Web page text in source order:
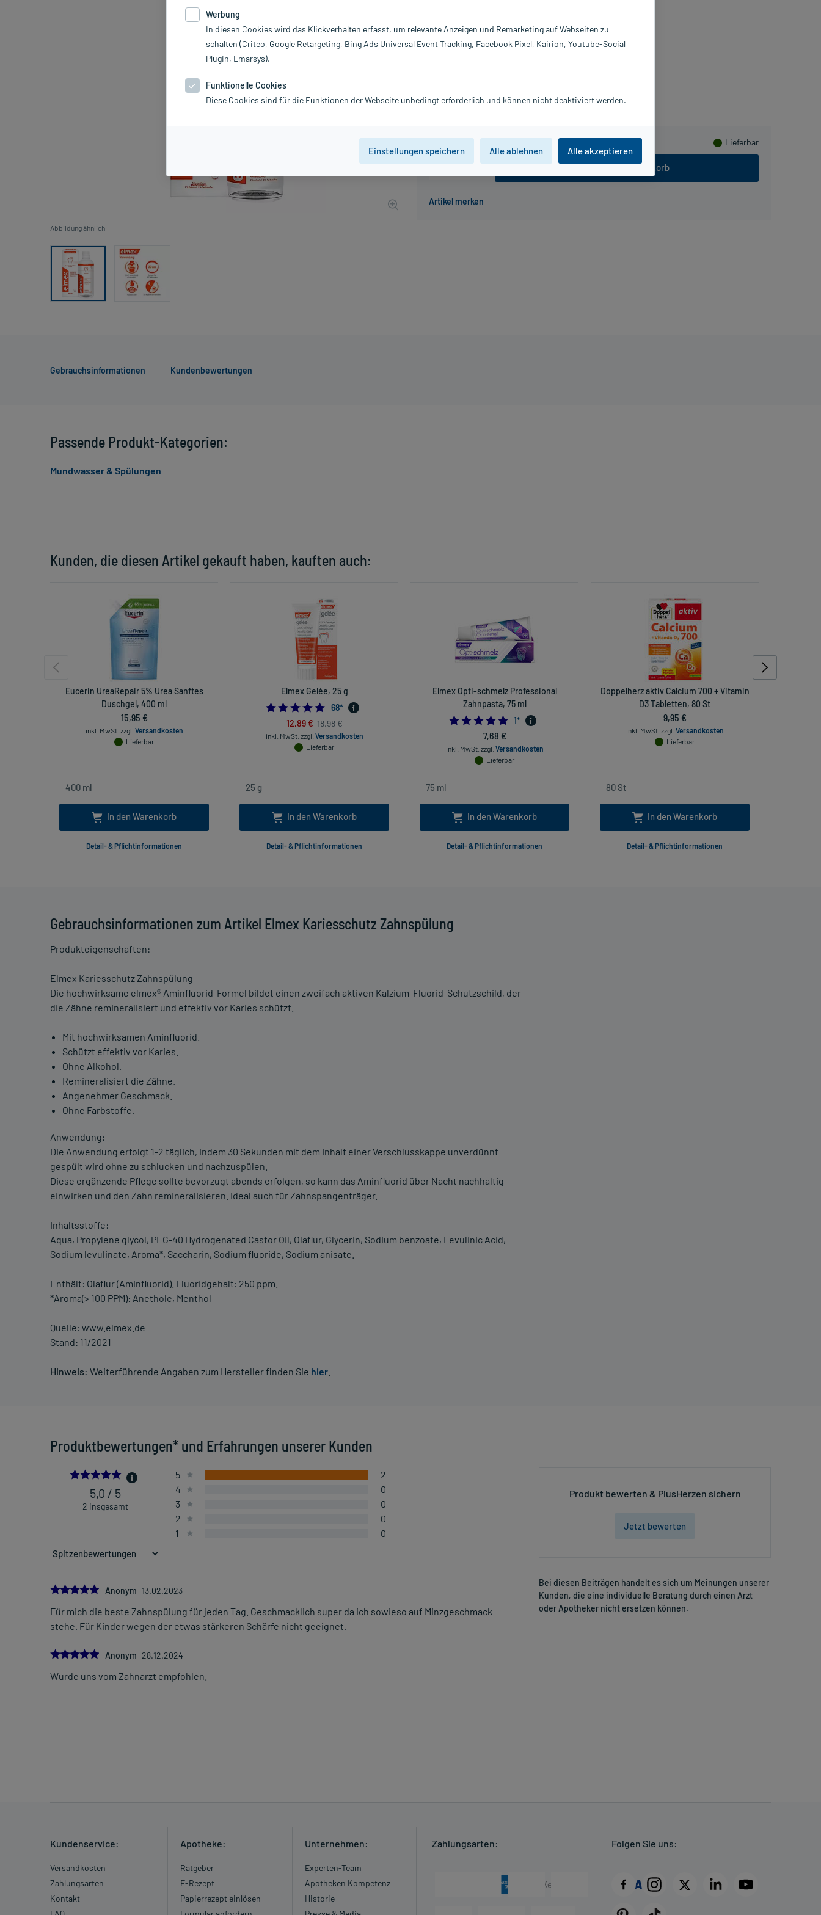
Abbildung ähnlich
inkl. MwSt. zzgl. Versandkosten
Lieferbar
In den Warenkorb
PZN:
06894642
Hersteller:
CP GABA GmbH
Gebrauchsinformationen Kundenbewertungen
Gebrauchsinformationen zum Artikel Elmex Kariesschutz Zahnspülung
Produkteigenschaften:
Elmex Kariesschutz Zahnspülung
Die hochwirksame elmex® Aminfluorid-Formel bildet einen zweifach aktiven Kalzium-Fluorid-Schutzschild, der
die Zähne remineralisiert und effektiv vor Karies schützt.
Mit hochwirksamen Aminfluorid.
Schützt effektiv vor Karies.
Ohne Alkohol.
Remineralisiert die Zähne.
Angenehmer Geschmack.
Ohne Farbstoffe.
Anwendung:
Die Anwendung erfolgt 1-2 täglich, indem 30 Sekunden mit dem Inhalt einer Verschlusskappe unverdünnt
gespült wird ohne zu schlucken und nachzuspülen.
Diese ergänzende Pflege sollte bevorzugt abends erfolgen, so kann das Aminfluorid über Nacht nachhaltig
einwirken und den Zahn remineralisieren. Ideal auch für Zahnspangenträger.
Inhaltsstoffe:
Aqua, Propylene glycol, PEG-40 Hydrogenated Castor Oil, Olaflur, Glycerin, Sodium benzoate, Levulinic Acid,
Sodium levulinate, Aroma*, Saccharin, Sodium fluoride, Sodium anisate.
Enthält: Olaflur (Aminfluorid). Fluoridgehalt: 250 ppm.
*Aroma(> 100 PPM): Anethole, Menthol
Quelle: www.elmex.de
Stand: 11/2021
Hinweis: Weiterführende Angaben zum Hersteller finden Sie hier
Produktbewertungen* und Erfahrungen unserer Kunden
5.0
5,0 / 5
2 insgesamt
5
2
4
0
3
0
2
0
1
0
5.0
Anonym 13.02.2023
Für mich die beste Zahnspülung für jeden Tag. Geschmacklich super da ich sowieso auf Minzgeschmack
stehe. Für Kinder wegen der etwas stärkeren Schärfe nicht geeignet.
5.0
Anonym 28.12.2024
Wurde uns vom Zahnarzt empfohlen.
Produkt bewerten & PlusHerzen sichern
Jetzt bewerten
Bei diesen Beiträgen handelt es sich um Meinungen unserer
Kunden, die eine individuelle Beratung durch einen Arzt
oder Apotheker nicht ersetzen können.
Kunden, die diesen Artikel gekauft haben, kauften auch:
Eucerin UreaRepair 5% Urea Sanftes
Duschgel, 400 ml
15,95 €
inkl. MwSt. zzgl. Versandkosten
Lieferbar
In den Warenkorb
Detail- & Pflichtinformationen
Elmex Gelée, 25 g
4.9411764705882355
68*
12,89 € 18,98 €
inkl. MwSt. zzgl. Versandkosten
Lieferbar
In den Warenkorb
Detail- & Pflichtinformationen
Elmex Opti-schmelz Professional
Zahnpasta, 75 ml
5.0
1*
7,68 €
inkl. MwSt. zzgl. Versandkosten
Lieferbar
In den Warenkorb
Detail- & Pflichtinformationen
Doppelherz aktiv Calcium 700 + Vitamin
D3 Tabletten, 80 St
9,95 €
inkl. MwSt. zzgl. Versandkosten
Lieferbar
In den Warenkorb
Detail- & Pflichtinformationen
Passende Produkt-Kategorien:
Mundwasser & Spülungen
Kundenservice:
Versandkosten
Zahlungsarten
Kontakt
Apotheke:
Ratgeber
E-Rezept
Papierrezept einlösen
Unternehmen:
Experten-Team
Apotheken Kompetenz
Historie
Zahlungsarten: Folgen Sie uns:
Werbung
In diesen Cookies wird das Klickverhalten erfasst, um relevante Anzeigen und Remarketing auf Webseiten zu
schalten (Criteo, Google Retargeting, Bing Ads Universal Event Tracking, Facebook Pixel, Kairion, Youtube-Social
Plugin, Emarsys).
Funktionelle Cookies
Diese Cookies sind für die Funktionen der Webseite unbedingt erforderlich und können nicht deaktiviert werden.
Einstellungen speichern Alle ablehnen Alle akzeptieren